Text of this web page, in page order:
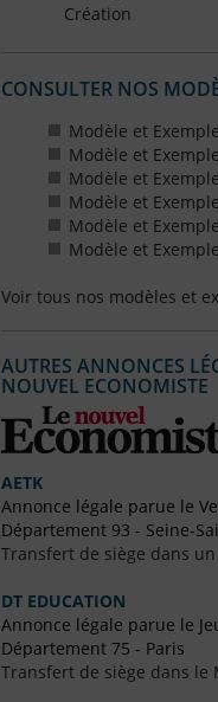
Création
CONSULTER NOS
Modèle et
Modèle et
Modèle et
Modèle et
Modèle et
Modèle et
Voir tous nos modèles et
AUTRES ANNONCES
NOUVEL ECONOMISTE
AETK
Annonce légale parue le
Département 93 - Seine-
Transfert de siège dans
DT EDUCATION
Annonce légale parue le
Département 75 - Paris
Transfert de siège dans le